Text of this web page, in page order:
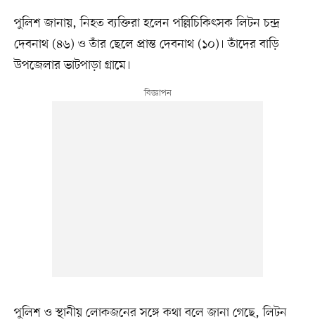
পুলিশ জানায়, নিহত ব্যক্তিরা হলেন পল্লিচিকিৎসক লিটন চন্দ্র
দেবনাথ (৪৬) ও তাঁর ছেলে প্রান্ত দেবনাথ (১০)। তাঁদের বাড়ি
উপজেলার ভাটপাড়া গ্রামে।
পুলিশ ও স্থানীয় লোকজনের সঙ্গে কথা বলে জানা গেছে, লিটন